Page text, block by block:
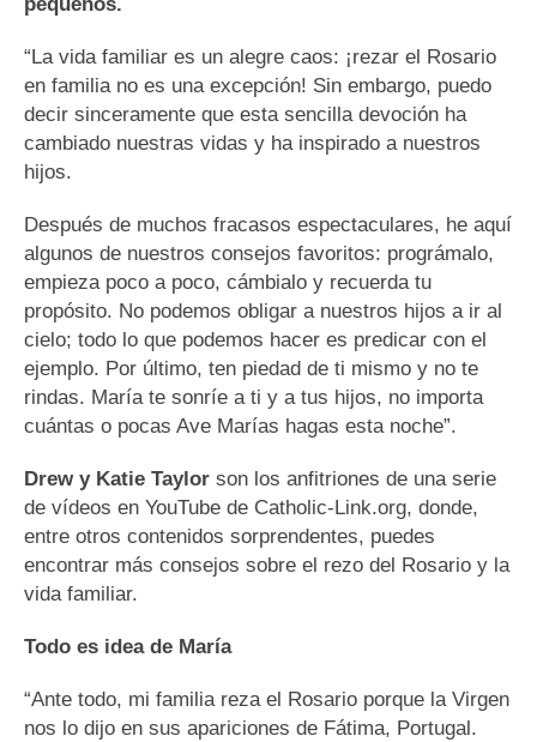
pequeños.
“La vida familiar es un alegre caos: ¡rezar el Rosario
en familia no es una excepción! Sin embargo, puedo
decir sinceramente que esta sencilla devoción ha
cambiado nuestras vidas y ha inspirado a nuestros
hijos.
Después de muchos fracasos espectaculares, he aquí
algunos de nuestros consejos favoritos: prográmalo,
empieza poco a poco, cámbialo y recuerda tu
propósito. No podemos obligar a nuestros hijos a ir al
cielo; todo lo que podemos hacer es predicar con el
ejemplo. Por último, ten piedad de ti mismo y no te
rindas. María te sonríe a ti y a tus hijos, no importa
cuántas o pocas Ave Marías hagas esta noche”.
Drew y Katie Taylor son los anfitriones de una serie
de vídeos en YouTube de Catholic-Link.org, donde,
entre otros contenidos sorprendentes, puedes
encontrar más consejos sobre el rezo del Rosario y la
vida familiar.
Todo es idea de María
“Ante todo, mi familia reza el Rosario porque la Virgen
nos lo dijo en sus apariciones de Fátima, Portugal.